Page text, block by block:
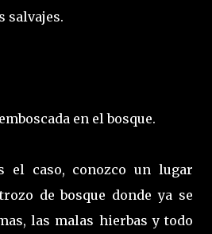
salvajes.
en el bosque.
el caso, conozco un lugar
de bosque donde ya se
las malas hierbas y todo